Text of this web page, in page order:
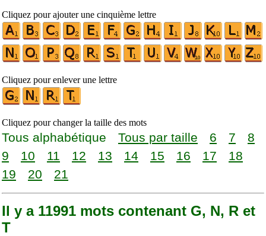
Cliquez pour ajouter une cinquième lettre
Cliquez pour enlever une lettre
Cliquez pour changer la taille des mots
Tous alphabétique Tous par taille 6 7
8
9
10 11 12 13 14 15 16 17
18
19
20 21
Il y a 11991 mots contenant G, N, R et
T